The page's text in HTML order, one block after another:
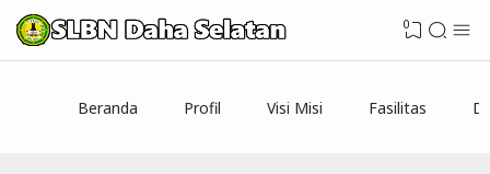
0
Beranda Profil Visi Misi Fasilitas